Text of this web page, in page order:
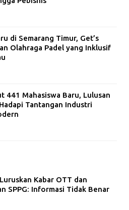
di Semarang Timur, Get’s
Olahraga Padel yang Inklusif
441 Mahasiswa Baru, Lulusan
Tantangan Industri
Kabar OTT dan
SPPG: Informasi Tidak Benar